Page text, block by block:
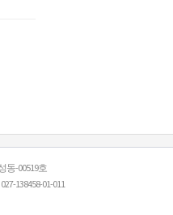
동-00519호
138458-01-011